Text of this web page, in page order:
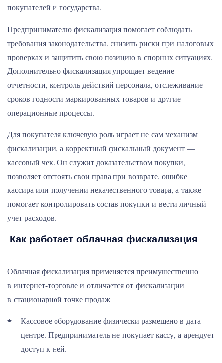
покупателей и государства.
Предпринимателю фискализация помогает соблюдать
требования законодательства, снизить риски при налоговых
проверках и защитить свою позицию в спорных ситуациях.
Дополнительно фискализация упрощает ведение
отчетности, контроль действий персонала, отслеживание
сроков годности маркированных товаров и другие
операционные процессы.
Для покупателя ключевую роль играет не сам механизм
фискализации, а корректный фискальный документ —
кассовый чек. Он служит доказательством покупки,
позволяет отстоять свои права при возврате, ошибке
кассира или получении некачественного товара, а также
помогает контролировать состав покупки и вести личный
учет расходов.
Как работает облачная фискализация
Облачная фискализация применяется преимущественно
в интернет-торговле и отличается от фискализации
в стационарной точке продаж.
Кассовое оборудование физически размещено в дата-
центре. Предприниматель не покупает кассу, а арендует
доступ к ней.